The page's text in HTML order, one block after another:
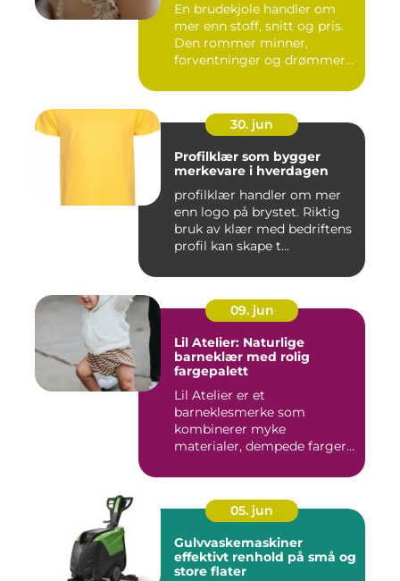
En brudekjole handler om
mer enn stoff, snitt og pris.
Den rommer minner,
forventninger og drømmer
30. jun
Profilklær som bygger
merkevare i hverdagen
profilklær handler om mer
enn logo på brystet. Riktig
bruk av klær med bedriftens
profil kan skape t...
09. jun
Lil Atelier: Naturlige
barneklær med rolig
fargepalett
Lil Atelier er et
barneklesmerke som
kombinerer myke
materialer, dempede farger
05. jun
Gulvvaskemaskiner
effektivt renhold på små og
store flater